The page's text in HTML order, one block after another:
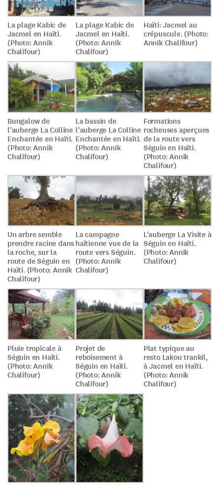
La plage Kabic de
Jacmel en Haïti.
(Photo: Annik
Chalifour)
La plage Kabic de
Jacmel en Haïti.
(Photo: Annik
Chalifour)
Haïti: Jacmel au
crépuscule. (Photo:
Annik Chalifour)
Bungalow de
l’auberge La Colline
Enchantée en Haïti.
(Photo: Annik
Chalifour)
La bassin de
l’auberge La Colline
Enchantée en Haïti.
(Photo: Annik
Chalifour)
Formations
rocheuses aperçues
de la route vers
Séguin en Haïti.
(Photo: Annik
Chalifour)
Un arbre semble
prendre racine dans
la roche, sur la
route de Séguin en
Haïti. (Photo: Annik
Chalifour)
La campagne
haïtienne vue de la
route vers Séguin.
(Photo: Annik
Chalifour)
L’auberge La Visite à
Séguin en Haïti.
(Photo: Annik
Chalifour)
Pluie tropicale à
Séguin en Haïti.
(Photo: Annik
Chalifour)
Projet de
reboisement à
Séguin en Haïti.
(Photo: Annik
Chalifour)
Plat typique au
resto Lakou trankil,
à Jacmel en Haïti.
(Photo: Annik
Chalifour)